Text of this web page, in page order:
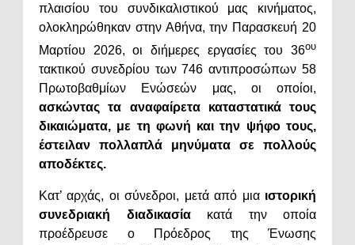
πλαισίου του συνδικαλιστικού μας κινήματος,
ολοκληρώθηκαν στην Αθήνα, την Παρασκευή 20
Μαρτίου 2026, οι διήμερες εργασίες του 36ου
τακτικού συνεδρίου των 746 αντιπροσώπων 58
Πρωτοβαθμίων Ενώσεών μας, οι οποίοι,
ασκώντας τα αναφαίρετα καταστατικά τους
δικαιώματα, με τη φωνή και την ψήφο τους,
έστειλαν πολλαπλά μηνύματα σε πολλούς
αποδέκτες.
Κατ’ αρχάς, οι σύνεδροι, μετά από μια ιστορική
συνεδριακή διαδικασίακατά την οποία
προέδρευσε ο Πρόεδρος της Ένωσης